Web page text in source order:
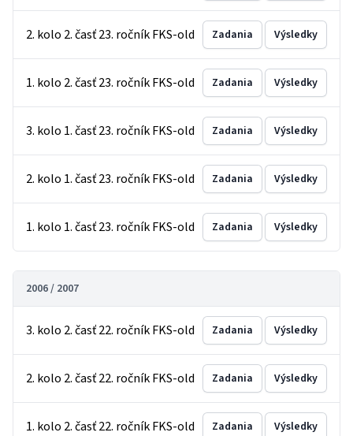
2. kolo 2. časť 23. ročník FKS-old Zadania Výsledky
1. kolo 2. časť 23. ročník FKS-old Zadania Výsledky
3. kolo 1. časť 23. ročník FKS-old Zadania Výsledky
2. kolo 1. časť 23. ročník FKS-old Zadania Výsledky
1. kolo 1. časť 23. ročník FKS-old Zadania Výsledky
2006 / 2007
3. kolo 2. časť 22. ročník FKS-old Zadania Výsledky
2. kolo 2. časť 22. ročník FKS-old Zadania Výsledky
1. kolo 2. časť 22. ročník FKS-old Zadania Výsledky